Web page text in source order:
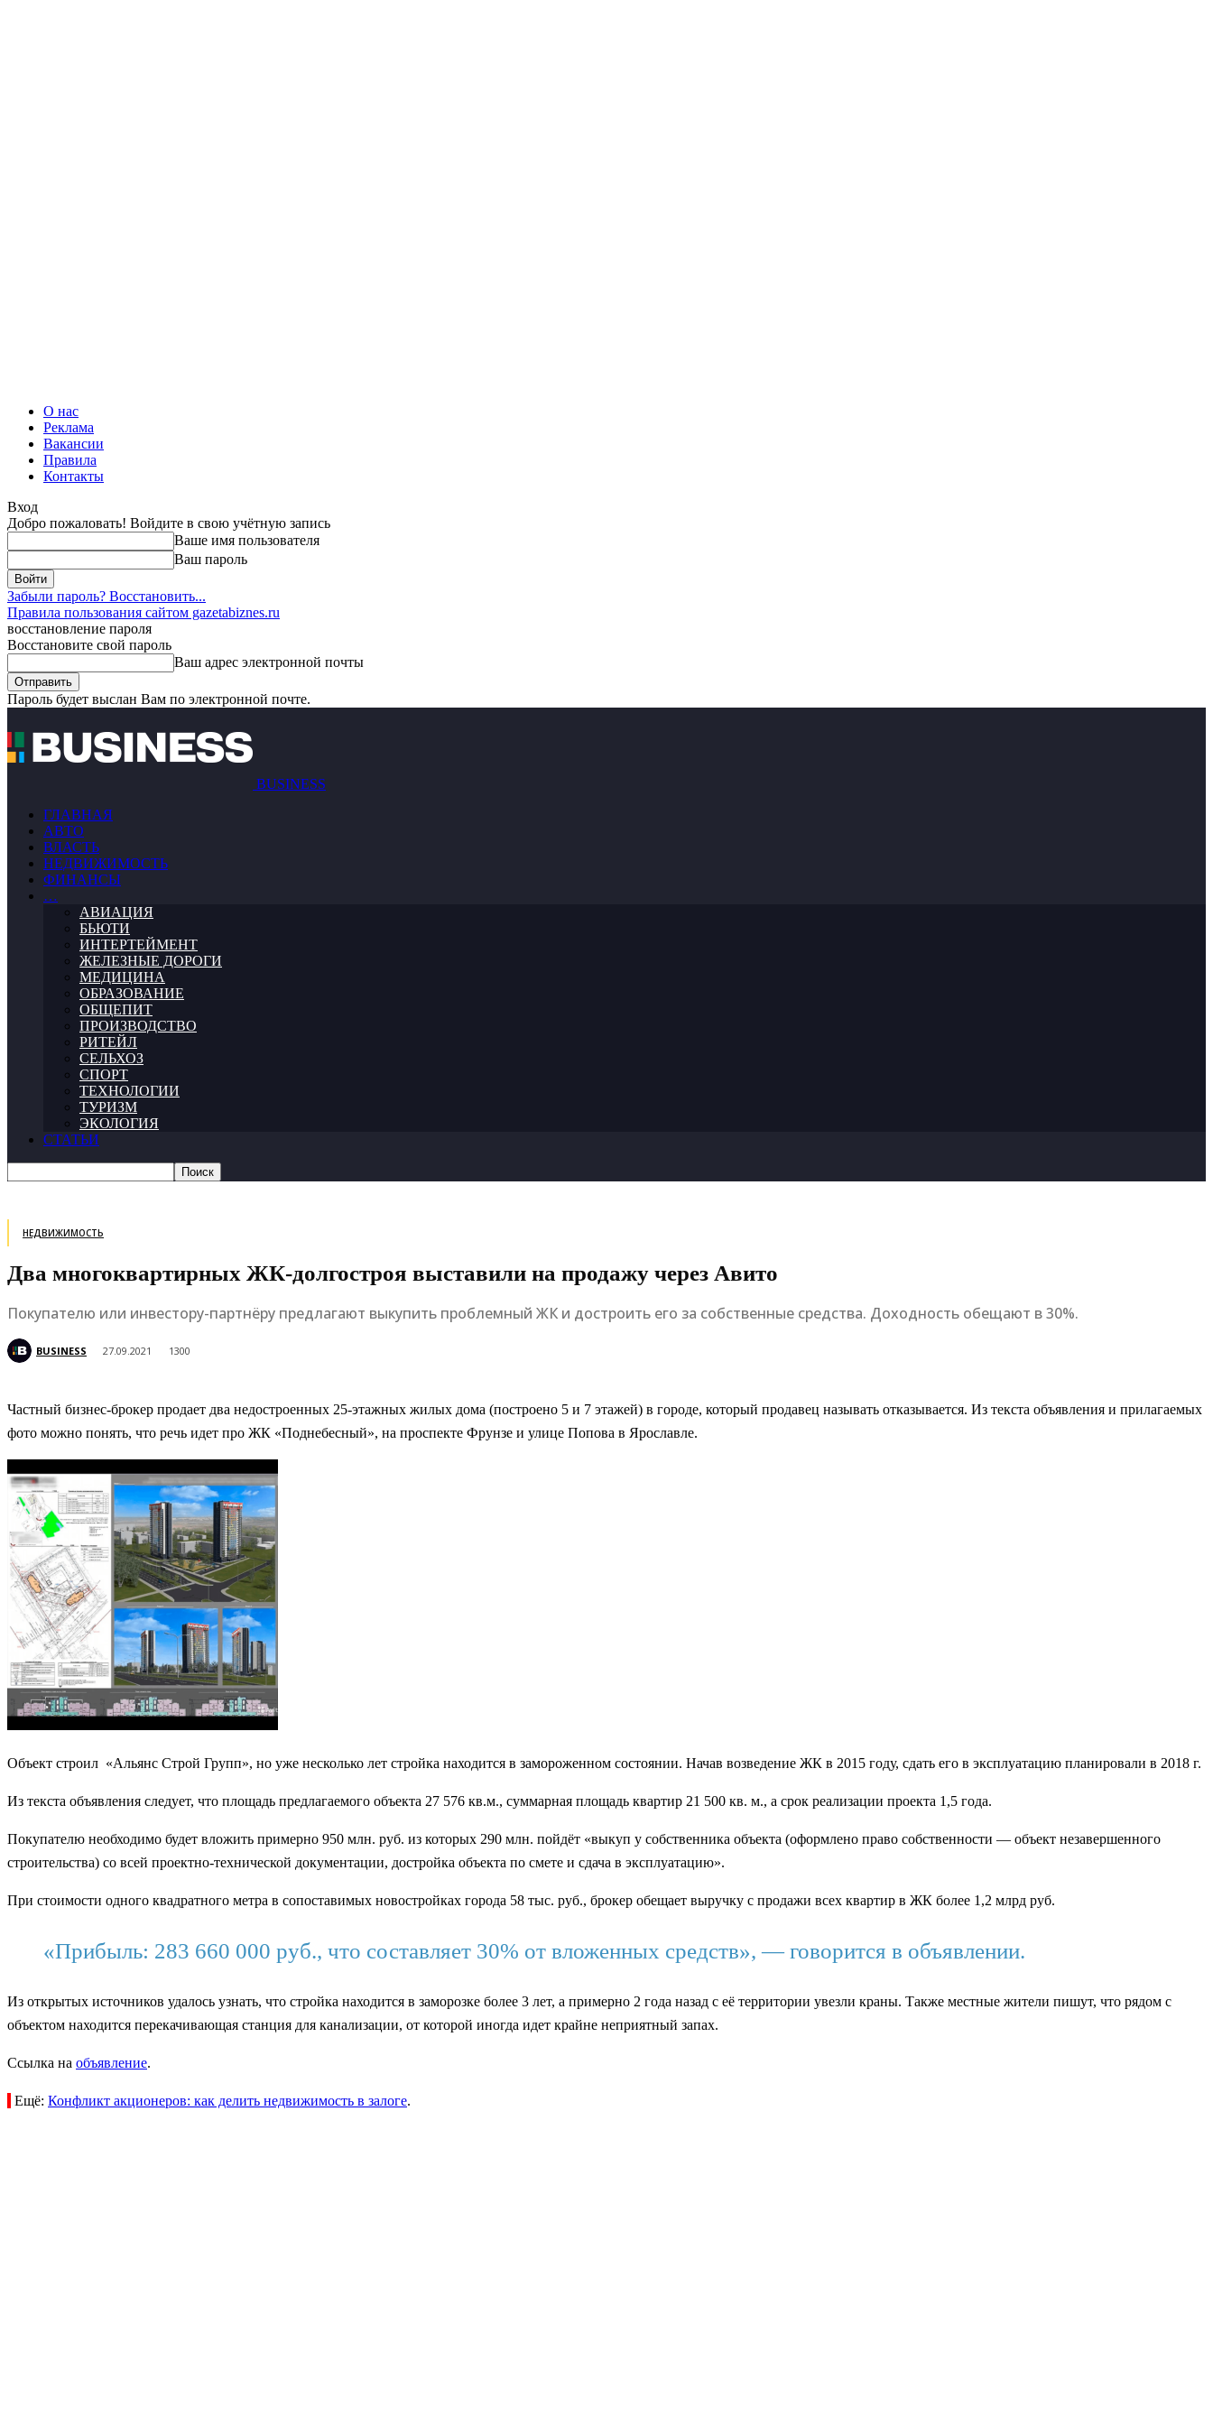
О нас
Реклама
Вакансии
Правила
Контакты
Вход
Добро пожаловать! Войдите в свою учётную запись
Ваше имя пользователя
Ваш пароль
Забыли пароль? Восстановить...
Правила пользования сайтом gazetabiznes.ru
восстановление пароля
Восстановите свой пароль
Ваш адрес электронной почты
Пароль будет выслан Вам по электронной почте.
BUSINESS
ГЛАВНАЯ
АВТО
ВЛАСТЬ
НЕДВИЖИМОСТЬ
ФИНАНСЫ
…
АВИАЦИЯ
БЬЮТИ
ИНТЕРТЕЙМЕНТ
ЖЕЛЕЗНЫЕ ДОРОГИ
МЕДИЦИНА
ОБРАЗОВАНИЕ
ОБЩЕПИТ
ПРОИЗВОДСТВО
РИТЕЙЛ
СЕЛЬХОЗ
СПОРТ
ТЕХНОЛОГИИ
ТУРИЗМ
ЭКОЛОГИЯ
СТАТЬИ
НЕДВИЖИМОСТЬ
Два многоквартирных ЖК-долгостроя выставили на продажу через Авито
Покупателю или инвестору-партнёру предлагают выкупить проблемный ЖК и достроить его за собственные средства. Доходность обещают в 30%.
BUSINESS 27.09.2021 1300
Частный бизнес-брокер продает два недостроенных 25-этажных жилых дома (построено 5 и 7 этажей) в городе, который продавец называть отказывается. Из текста объявления и прилагаемых
фото можно понять, что речь идет про ЖК «Поднебесный», на проспекте Фрунзе и улице Попова в Ярославле.
Объект строил «Альянс Строй Групп», но уже несколько лет стройка находится в замороженном состоянии. Начав возведение ЖК в 2015 году, сдать его в эксплуатацию планировали в 2018 г.
Из текста объявления следует, что площадь предлагаемого объекта 27 576 кв.м., суммарная площадь квартир 21 500 кв. м., а срок реализации проекта 1,5 года.
Покупателю необходимо будет вложить примерно 950 млн. руб. из которых 290 млн. пойдёт «выкуп у собственника объекта (оформлено право собственности — объект незавершенного
строительства) со всей проектно-технической документации, достройка объекта по смете и сдача в эксплуатацию».
При стоимости одного квадратного метра в сопоставимых новостройках города 58 тыс. руб., брокер обещает выручку с продажи всех квартир в ЖК более 1,2 млрд руб.
«Прибыль: 283 660 000 руб., что составляет 30% от вложенных средств», — говорится в объявлении.
Из открытых источников удалось узнать, что стройка находится в заморозке более 3 лет, а примерно 2 года назад с её территории увезли краны. Также местные жители пишут, что рядом с
объектом находится перекачивающая станция для канализации, от которой иногда идет крайне неприятный запах.
Ссылка на объявление.
Ещё: Конфликт акционеров: как делить недвижимость в залоге.